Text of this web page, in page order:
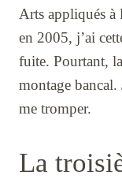
Arts appliqués à
en 2005, j’ai
fuite. Pourtant,
montage bancal.
me tromper.
La